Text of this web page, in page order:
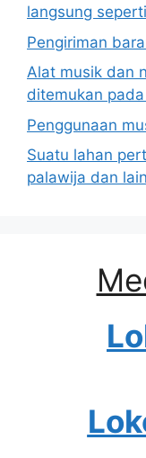
langsung
Pengiriman
Alat musik dan
ditemukan
Penggunaan
Suatu lahan
palawija dan